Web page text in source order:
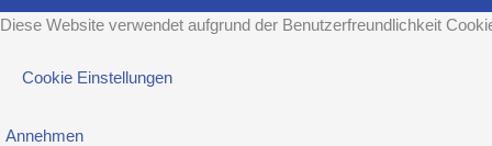
Diese Website verwendet aufgrund der Benutzerfreundlichkeit
Cookie Einstellungen
Annehmen